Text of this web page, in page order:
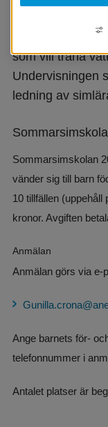
Vid Skärsjösjön
som vill träna
Undervisningen
ledning av
Sommarsimskolan
vänder sig till barn
10 tillfällen
kronor. Avgiften
Anmälan
Anmälan görs via e-
Ange barnets för-
telefonnummer i
Antalet platser är